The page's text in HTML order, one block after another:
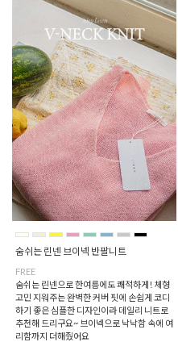
숨쉬는 린넨 브이넥 반팔니트
FREE
숨쉬는 린넨으로 한여름에도 쾌적하게! 체형
고민 지워주는 완벽한 커버 핏에 손쉽게 코디
하기 좋은 심플한 디자인이라 데일리 니트로
추천해 드리구요~ 브이넥으로 낙낙함 속에 여
리함까지 더해줬어요